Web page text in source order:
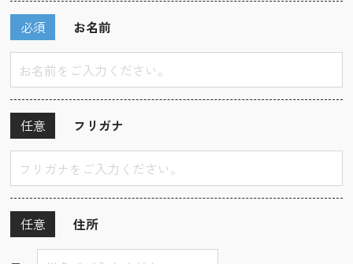
お名前
必須
フリガナ
任意
住所
任意